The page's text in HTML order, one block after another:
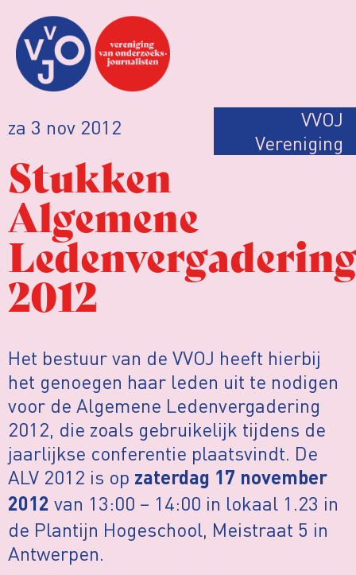
za 3 nov 2012
VVOJ
Vereniging
Stukken
Algemene
2012
Het bestuur van de VVOJ heeft hierbij
het genoegen haar leden uit te nodigen
voor de Algemene Ledenvergadering
2012, die zoals gebruikelijk tijdens de
jaarlijkse conferentie plaatsvindt. De
ALV 2012 is op zaterdag 17 november
2012 van 13:00 – 14:00 in lokaal 1.23 in
de Plantijn Hogeschool, Meistraat 5 in
Antwerpen.